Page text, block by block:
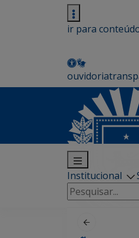
ir para
ouvidoria
Institucional
Pesquisar
por: